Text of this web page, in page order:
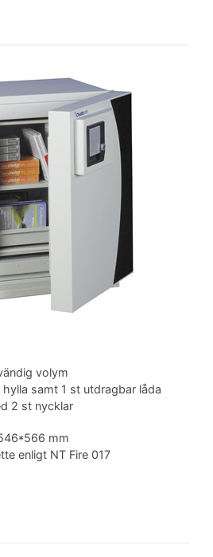
volym
samt 1 st utdragbar låda
2 st nycklar
mm
enligt NT Fire 017